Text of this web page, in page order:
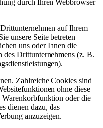
durch Ihren Webbrowser
auf Ihrem
unsere Seite betreten
uns oder Ihnen die
des Drittunternehmens (z. B.
Zahlreiche Cookies sind
ohne diese
oder die
dienen dazu, das
anzuzeigen.